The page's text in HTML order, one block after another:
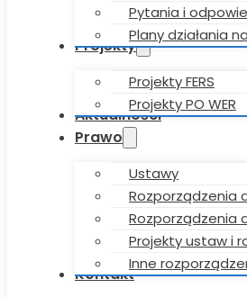
Pytania i
Plany działania
Projekty
Projekty FERS
Projekty PO WER
Aktualności
Prawo
Ustawy
Rozporządzenia
Rozporządzenia
Projekty ustaw i
Inne
Kontakt